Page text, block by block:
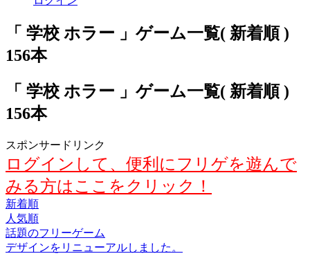
「 学校 ホラー 」ゲーム一覧( 新着順 )
156本
「 学校 ホラー 」ゲーム一覧( 新着順 )
156本
スポンサードリンク
ログインして、便利にフリゲを遊んで
みる方はここをクリック！
新着順
人気順
話題のフリーゲーム
デザインをリニューアルしました。